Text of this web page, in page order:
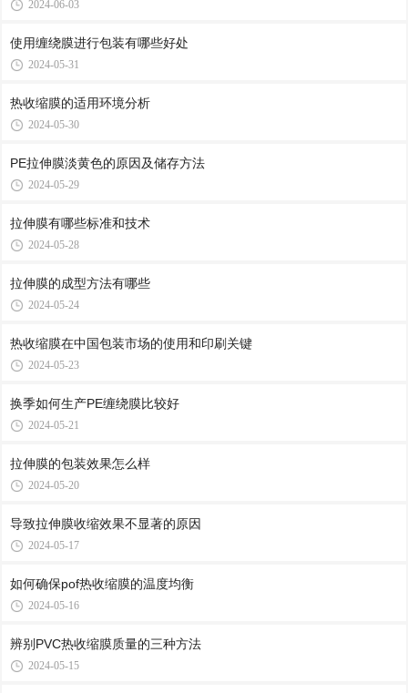
2024-06-03
使用缠绕膜进行包装有哪些好处
2024-05-31
热收缩膜的适用环境分析
2024-05-30
PE拉伸膜淡黄色的原因及储存方法
2024-05-29
拉伸膜有哪些标准和技术
2024-05-28
拉伸膜的成型方法有哪些
2024-05-24
热收缩膜在中国包装市场的使用和印刷关键
2024-05-23
换季如何生产PE缠绕膜比较好
2024-05-21
拉伸膜的包装效果怎么样
2024-05-20
导致拉伸膜收缩效果不显著的原因
2024-05-17
如何确保pof热收缩膜的温度均衡
2024-05-16
辨别PVC热收缩膜质量的三种方法
2024-05-15